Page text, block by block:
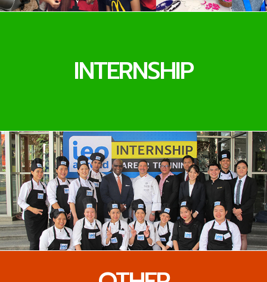
INTERNSHIP